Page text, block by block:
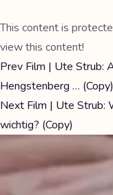
This content is
view this content!
Prev Film | Ute Strub:
Hengstenberg … (Copy)
Next Film | Ute Strub:
wichtig? (Copy)